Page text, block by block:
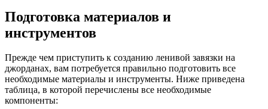
Подготовка материалов и
инструментов
Прежде чем приступить к созданию ленивой завязки на
джорданах, вам потребуется правильно подготовить все
необходимые материалы и инструменты. Ниже приведена
таблица, в которой перечислены все необходимые
компоненты: